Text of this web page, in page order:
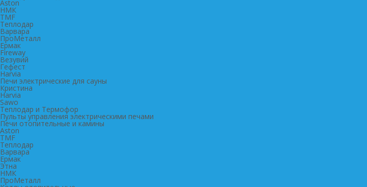
Aston
НМК
TMF
Теплодар
Варвара
ПроМеталл
Ермак
Fireway
Везувий
Гефест
Harvia
Печи электрические для сауны
Кристина
Harvia
Sawo
Теплодар и Термофор
Пульты управления электрическими печами
Печи отопительные и камины
Aston
TMF
Теплодар
Варвара
Ермак
Этна
НМК
ПроМеталл